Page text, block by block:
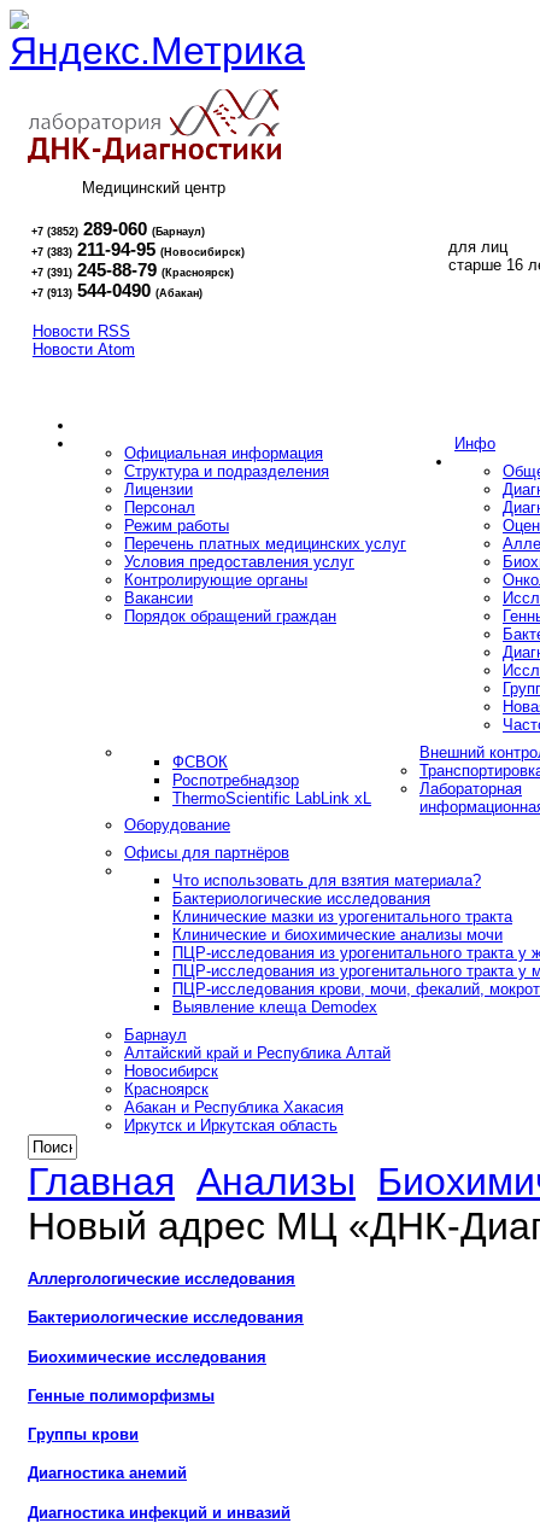
Медицинский центр
+7 (3852) 289-060 (Барнаул)
+7 (383) 211-94-95 (Новосибирск)
+7 (391) 245-88-79 (Красноярск)
+7 (913) 544-0490 (Абакан)
для лиц
старше 16
Новости RSS
Новости Atom
Инфо
Официальная информация
Структура и подразделения
Лицензии
Персонал
Режим работы
Перечень платных медицинских услуг
Условия предоставления услуг
Контролирующие органы
Вакансии
Порядок обращений граждан
Внешний
ФСВОК
Роспотребнадзор
ThermoScientific LabLink xL
Лабораторная
Оборудование
Офисы для партнёров
Что использовать для взятия материала?
Бактериологические исследования
Клинические мазки из урогенитального тракта
Клинические и биохимические анализы мочи
ПЦР-исследования из урогенитального тракта у
ПЦР-исследования из урогенитального тракта у
ПЦР-исследования крови, мочи, фекалий,
Выявление клеща Demodex
Барнаул
Алтайский край и Республика Алтай
Новосибирск
Красноярск
Абакан и Республика Хакасия
Иркутск и Иркутская область
Главная Анализы
Новый адрес МЦ «ДНК-
Аллергологические исследования
Бактериологические исследования
Биохимические исследования
Генные полиморфизмы
Группы крови
Диагностика анемий
Диагностика инфекций и инвазий